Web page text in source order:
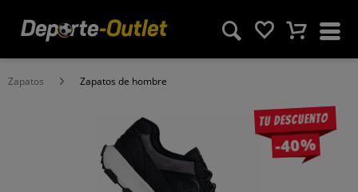
Zapatos Zapatos de hombre
Tu descuento
-40%